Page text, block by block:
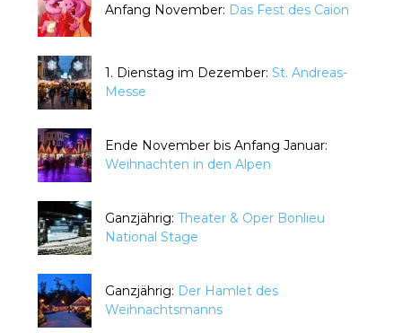
Anfang November: Das Fest des Caion
1. Dienstag im Dezember: St. Andreas-
Messe
Ende November bis Anfang Januar:
Weihnachten in den Alpen
Ganzjährig: Theater & Oper Bonlieu
National Stage
Ganzjährig: Der Hamlet des
Weihnachtsmanns